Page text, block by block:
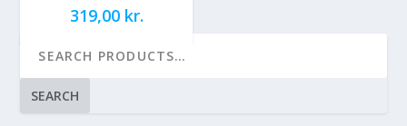
319,00 kr.
SEARCH